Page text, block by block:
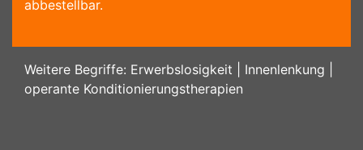
abbestellbar.
Weitere Begriffe: Erwerbslosigkeit Innenlenkung
operante Konditionierungstherapien